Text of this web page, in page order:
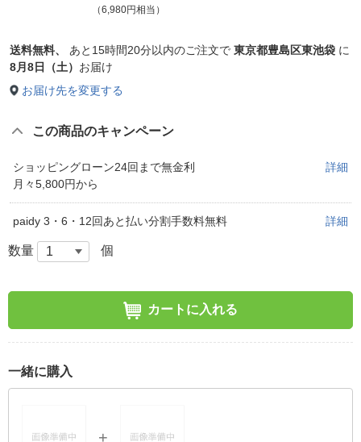
（6,980円相当）
送料無料、 あと 15時間20分以内のご注文で 東京都豊島区東池袋 に
8月8日（土） お届け
お届け先を変更する
この商品のキャンペーン
ショッピングローン24回まで無金利
月々5,800円から
詳細
paidy 3・6・12回あと払い分割手数料無料 詳細
数量 個
カートに入れる
一緒に購入